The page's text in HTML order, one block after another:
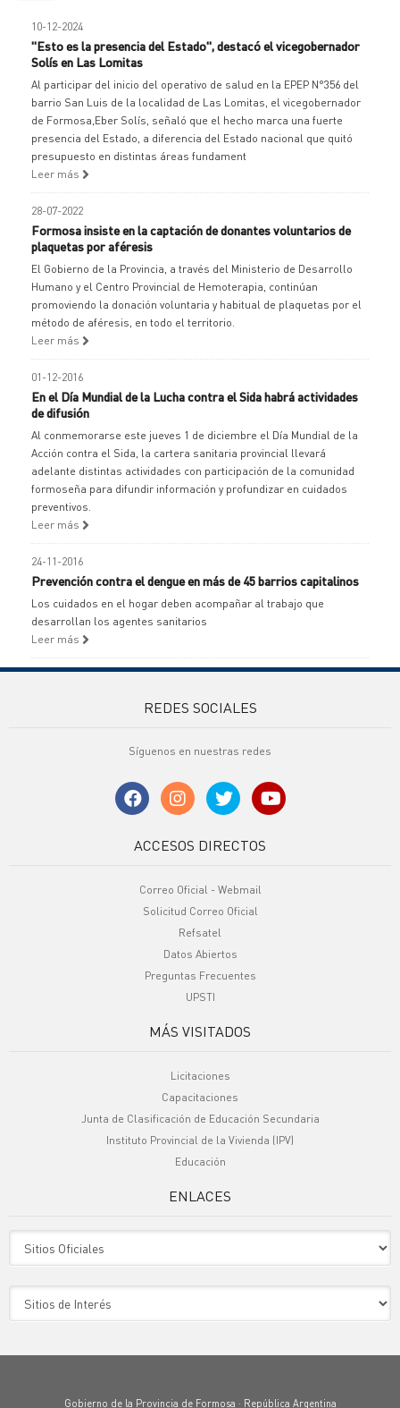
10-12-2024
"Esto es la presencia del Estado", destacó el vicegobernador
Solís en Las Lomitas
Al participar del inicio del operativo de salud en la EPEP N°356 del
barrio San Luis de la localidad de Las Lomitas, el vicegobernador
de Formosa,Eber Solís, señaló que el hecho marca una fuerte
presencia del Estado, a diferencia del Estado nacional que quitó
presupuesto en distintas áreas fundament
Leer más
28-07-2022
Formosa insiste en la captación de donantes voluntarios de
plaquetas por aféresis
El Gobierno de la Provincia, a través del Ministerio de Desarrollo
Humano y el Centro Provincial de Hemoterapia, continúan
promoviendo la donación voluntaria y habitual de plaquetas por el
método de aféresis, en todo el territorio.
Leer más
01-12-2016
En el Día Mundial de la Lucha contra el Sida habrá actividades
de difusión
Al conmemorarse este jueves 1 de diciembre el Día Mundial de la
Acción contra el Sida, la cartera sanitaria provincial llevará
adelante distintas actividades con participación de la comunidad
formoseña para difundir información y profundizar en cuidados
preventivos.
Leer más
24-11-2016
Prevención contra el dengue en más de 45 barrios capitalinos
Los cuidados en el hogar deben acompañar al trabajo que
desarrollan los agentes sanitarios
Leer más
REDES SOCIALES
Síguenos en nuestras redes
ACCESOS DIRECTOS
Correo Oficial - Webmail
Solicitud Correo Oficial
Refsatel
Datos Abiertos
Preguntas Frecuentes
UPSTI
MÁS VISITADOS
Licitaciones
Capacitaciones
Junta de Clasificación de Educación Secundaria
Instituto Provincial de la Vivienda (IPV)
Educación
ENLACES
Gobierno de la Provincia de Formosa · República Argentina